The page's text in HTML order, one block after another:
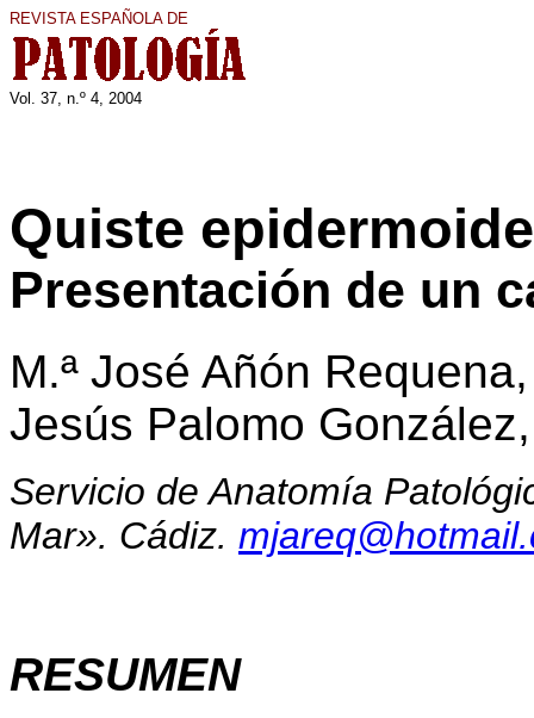
REVISTA ESPAÑOLA DE
Vol. 37, n.º 4, 2004
Quiste
Presentación de un
M.ª José Añón
Jesús Palomo
Servicio de Anatomía
Mar». Cádiz.
RESUMEN